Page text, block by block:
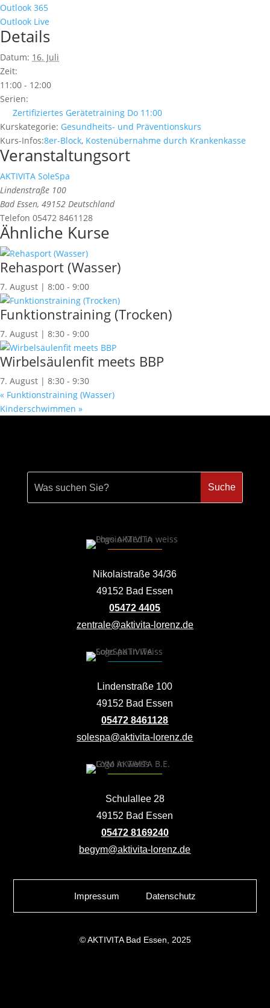
Outlook 365
Outlook Live
Details
Datum: 16. Juli
Zeit:
11:00 - 12:00
Serien:
Zertifiziertes Gerätetraining Do 11:00
Kurskategorie: Gesundheits- und Präventionskurs
Kurs-Infos:8er-Block, Kostenübernahme durch Krankenkasse
Veranstaltungsort
AKTIVITA SoleSpa
Lindenstraße 100
Bad Essen, 49152 Deutschland
Telefon 05472 8461128
Ähnliche Kurse
Rehasport (Wasser)
7. August | 8:00 - 9:00
Funktionstraining (Trocken)
7. August | 8:30 - 9:00
Wirbelsäulenfit meets BBP
7. August | 8:30 - 9:30
« Funktionstraining (Wasser)
Kinderschwimmen »
Nikolaistraße 34/36
49152 Bad Essen
05472 4405
zentrale@aktivita-lorenz.de
Lindenstraße 100
49152 Bad Essen
05472 8461128
solespa@aktivita-lorenz.de
Schulallee 28
49152 Bad Essen
05472 8169240
begym@aktivita-lorenz.de
Impressum Datenschutz
© AKTIVITA Bad Essen, 2025